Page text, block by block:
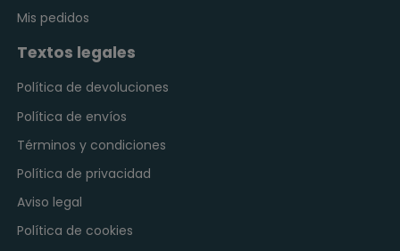
Mis pedidos
Textos legales
Política de devoluciones
Política de envíos
Términos y condiciones
Política de privacidad
Aviso legal
Política de cookies